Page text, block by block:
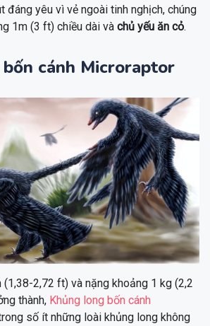
đáng yêu vì vẻ ngoài tinh nghịch, chúng
1m (3 ft) chiều dài và chủ yếu ăn cỏ.
cánh Microraptor
2,72 ft) và nặng khoảng 1 kg (2,2
thành, Khủng long bốn cánh
số ít những loài khủng long không